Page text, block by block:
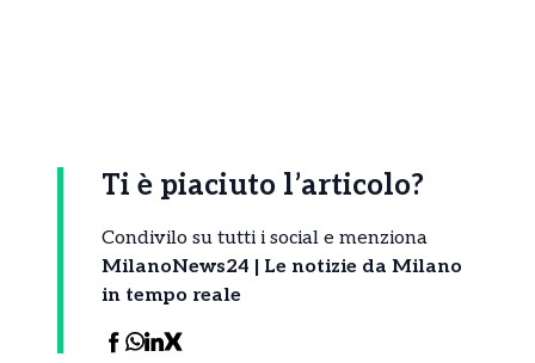
Ti è piaciuto l’articolo?
Condivilo su tutti i social e menziona
MilanoNews24 | Le notizie da Milano
in tempo reale